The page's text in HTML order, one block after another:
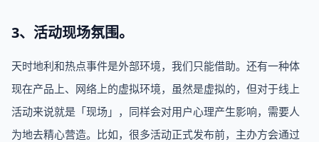
3、活动现场氛围。
天时地利和热点事件是外部环境，我们只能借助。还有一种体
现在产品上、网络上的虚拟环境，虽然是虚拟的，但对于线上
活动来说就是「现场」，同样会对用户心理产生影响，需要人
为地去精心营造。比如，很多活动正式发布前，主办方会通过